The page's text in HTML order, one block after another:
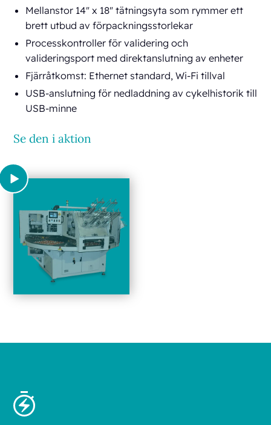
Mellanstor 14" x 18" tätningsyta som rymmer ett
brett utbud av förpackningsstorlekar
Processkontroller för validering och
valideringsport med direktanslutning av enheter
Fjärråtkomst: Ethernet standard, Wi-Fi tillval
USB-anslutning för nedladdning av cykelhistorik till
USB-minne
Se den i aktion